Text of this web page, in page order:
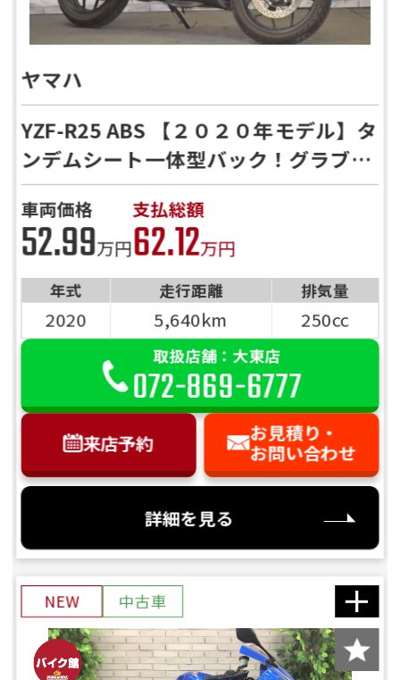
ヤマハ
YZF-R25 ABS 【２０２０年モデル】タ
ンデムシート一体型バック！グラブレ
ール
車両価格
52.99万円
支払総額
62.12万円
年式 走行距離 排気量
2020 5,640km 250cc
取扱店舗：大東店
072-869-6777
来店予約
お見積り・
お問い合わせ
詳細を見る
NEW 中古車